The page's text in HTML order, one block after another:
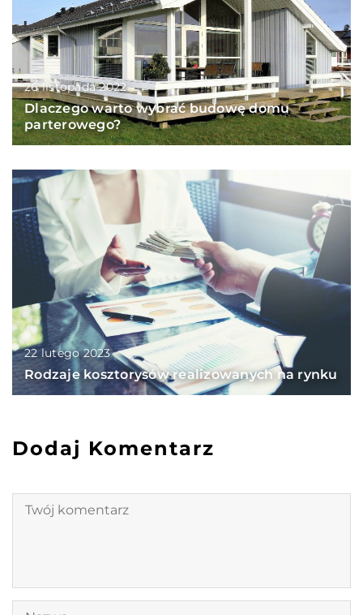
26 listopada 2022
Dlaczego warto wybrać budowę domu
parterowego?
22 lutego 2023
Rodzaje kosztorysów realizowanych na rynku
Dodaj Komentarz